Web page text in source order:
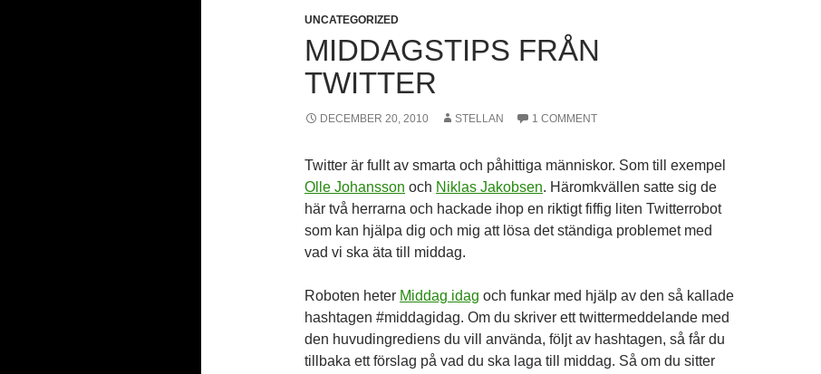
UNCATEGORIZED
MIDDAGSTIPS FRÅN
TWITTER
DECEMBER 20, 2010 STELLAN 1 COMMENT
Twitter är fullt av smarta och påhittiga människor. Som till exempel
Olle Johansson och Niklas Jakobsen. Häromkvällen satte sig de
här två herrarna och hackade ihop en riktigt fiffig liten Twitterrobot
som kan hjälpa dig och mig att lösa det ständiga problemet med
vad vi ska äta till middag.
Roboten heter Middag idag och funkar med hjälp av den så kallade
hashtagen #middagidag. Om du skriver ett twittermeddelande med
den huvudingrediens du vill använda, följt av hashtagen, så får du
tillbaka ett förslag på vad du ska laga till middag. Så om du sitter